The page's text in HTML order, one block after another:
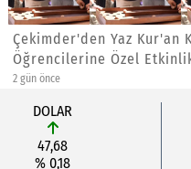
Çekimder'den Yaz Kur'an
Öğrencilerine Özel
2 gün önce
DOLAR
47,68
% 0,18